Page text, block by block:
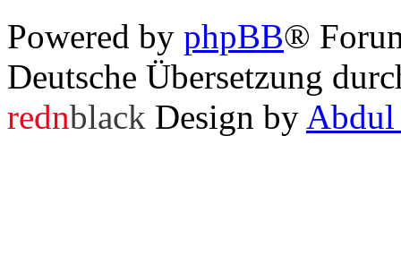
Powered by phpBB®
Deutsche Übersetzung
rednblack Design by Abdul